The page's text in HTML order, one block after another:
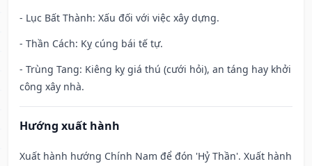
- Lục Bất Thành: Xấu đối với việc xây dựng.
- Thần Cách: Kỵ cúng bái tế tự.
- Trùng Tang: Kiêng kỵ giá thú (cưới hỏi), an táng hay khởi
công xây nhà.
Hướng xuất hành
Xuất hành hướng Chính Nam để đón 'Hỷ Thần'. Xuất hành